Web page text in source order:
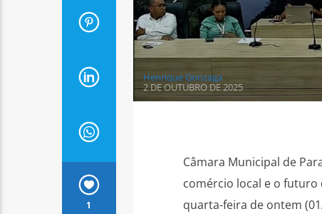
1
Henrique Gonzaga
2 DE OUTUBRO DE 2025
Câmara Municipal de
comércio local e o futuro
quarta-feira de ontem